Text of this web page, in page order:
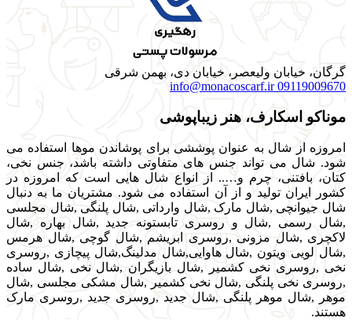
گرگان، خیابان ولیعصر، خیابان دی، بهمن شرقی
09119009670
info@monacoscarf.ir
موناکو اسکارف، هنر زیباپوشی
امروزه از شال به عنوان پوششی برای پوشاندن موها استفاده می
شود. شال می تواند جنس های متفاوتی داشته باشد، جنس نخی،
کتان، بافتنی، چرم و….. از انواع شال هایی است که امروزه در
کشور ایران تولید و از آن استفاده می شود. مشتریان ما به دنبال
شال جیوانچی ,شال مارک ,شال وارداتی ,شال پلنگی ,شال مجلسی
,شال رسمی ,شال و روسری تابستونه جدید ,شال بهاره ,شال
لاکچری ,شال مزونی ,روسری ابریشم ,شال گوچی ,شال هرمس
,شال لویی ویتون ,شال هاوایی,شال مدلینگ,شال پیچازی ,روسری
نخی ,روسری نخی کشمیر ,شال بازیگران ,شال نخی ,شال ساده
,روسری نخی پلنگی ,شال نخی کشمیر ,شال مشکی مجلسی ,شال
موهر ,شال موهر پلنگی ,شال جدید ,روسری جدید ,روسری مارک
هستند.